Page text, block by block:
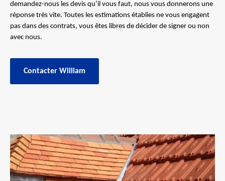
demandez-nous les devis qu’il vous faut, nous vous donnerons une
réponse très vite. Toutes les estimations établies ne vous engagent
pas dans des contrats, vous êtes libres de décider de signer ou non
avec nous.
Contacter William